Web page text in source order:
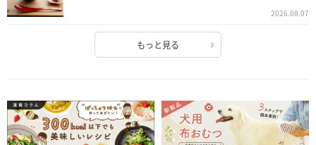
2026.08.07
もっと見る